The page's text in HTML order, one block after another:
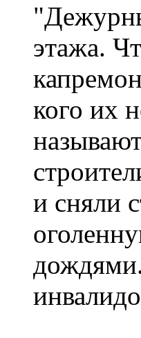
этажа.
кого их
и сняли